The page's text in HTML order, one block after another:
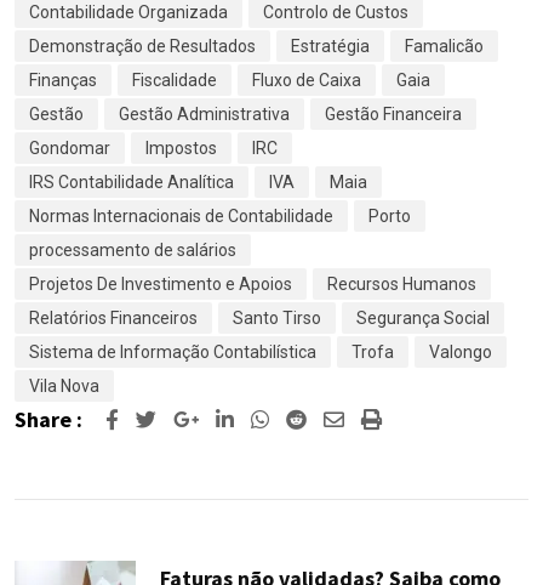
Contabilidade Organizada
Controlo de Custos
Demonstração de Resultados
Estratégia
Famalicão
Finanças
Fiscalidade Fluxo de Caixa
Gaia
Gestão
Gestão Administrativa
Gestão Financeira
Gondomar
Impostos
IRC
IRS Contabilidade Analítica
IVA
Maia
Normas Internacionais de Contabilidade
Porto
processamento de salários
Projetos De Investimento e Apoios
Recursos Humanos
Relatórios Financeiros
Santo Tirso
Segurança Social
Sistema de Informação Contabilística
Trofa
Valongo
Vila Nova
Share : Google+LinkedInWhatsapp
RedditSharePrint
Faturas não validadas? Saiba como